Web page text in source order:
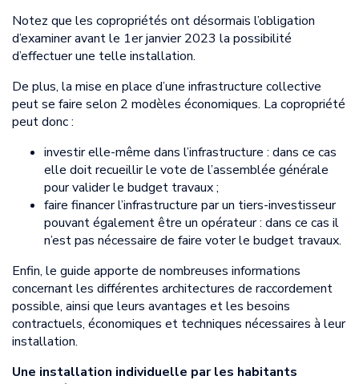
Notez que les copropriétés ont désormais l’obligation
d’examiner avant le 1er janvier 2023 la possibilité
d’effectuer une telle installation.
De plus, la mise en place d’une infrastructure collective
peut se faire selon 2 modèles économiques. La copropriété
peut donc :
investir elle-même dans l’infrastructure : dans ce cas
elle doit recueillir le vote de l’assemblée générale
pour valider le budget travaux ;
faire financer l’infrastructure par un tiers-investisseur
pouvant également être un opérateur : dans ce cas il
n’est pas nécessaire de faire voter le budget travaux.
Enfin, le guide apporte de nombreuses informations
concernant les différentes architectures de raccordement
possible, ainsi que leurs avantages et les besoins
contractuels, économiques et techniques nécessaires à leur
installation.
Une installation individuelle par les habitants